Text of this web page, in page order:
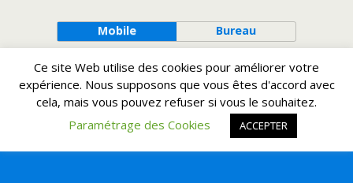
Mobile Bureau
Ce site Web utilise des cookies pour améliorer votre
expérience. Nous supposons que vous êtes d'accord avec
cela, mais vous pouvez refuser si vous le souhaitez.
Paramétrage des Cookies
ACCEPTER